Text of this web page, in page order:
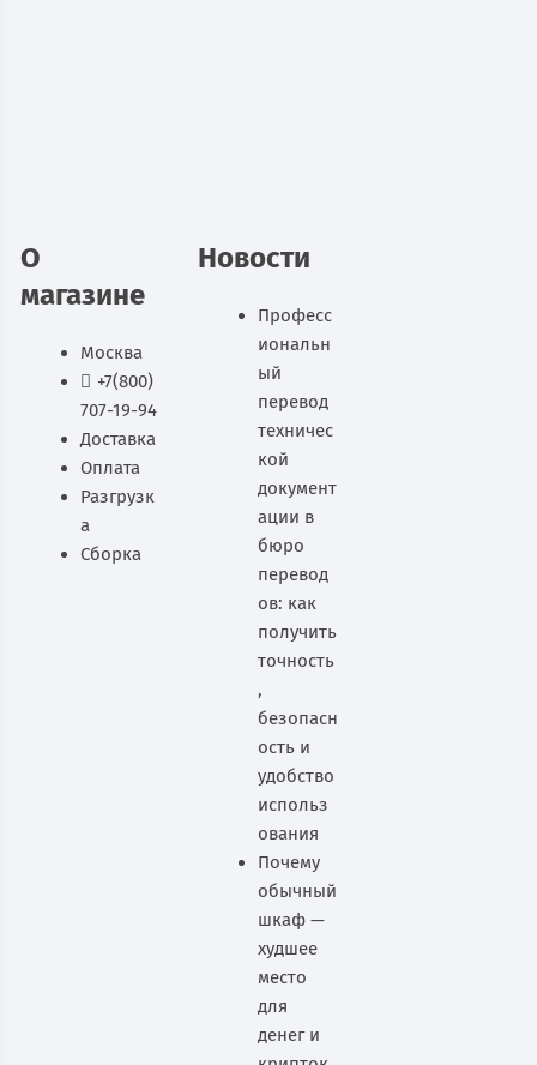
О
магазине
Москва
+7(800)
707-19-94
Доставка
Оплата
Разгрузк
а
Сборка
Новости
Професс
иональн
ый
перевод
техничес
кой
документ
ации в
бюро
перевод
ов: как
получить
точность
,
безопасн
ость и
удобство
использ
ования
Почему
обычный
шкаф —
худшее
место
для
денег и